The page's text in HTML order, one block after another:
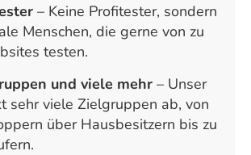
– Keine Profitester, sondern
Menschen, die gerne von zu
testen.
und viele mehr – Unser
sehr viele Zielgruppen ab, von
über Hausbesitzern bis zu